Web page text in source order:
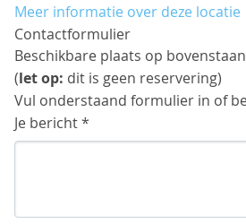
Meer informatie over deze locatie
Contactformulier
Beschikbare plaats op
(let op: dit is geen reservering)
Vul onderstaand formulier in of
Je bericht *